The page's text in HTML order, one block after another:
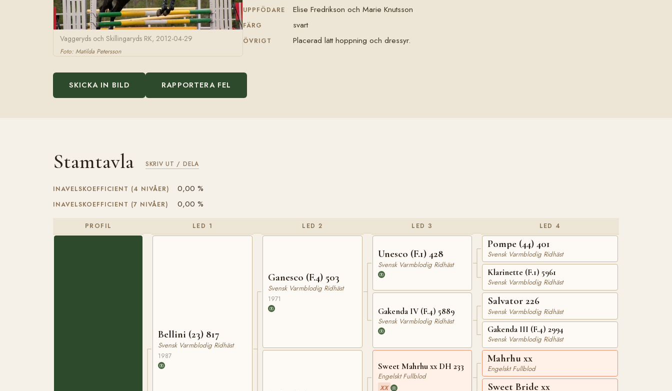
Vaggeryds och Skillingaryds RK, 2012-04-29
Foto: Matilda Petersson
UPPFÖDARE Elise Fredrikson och Marie Knutsson
FÄRG svart
ÖVRIGT Placerad lätt hoppning och dressyr.
SKICKA IN BILD RAPPORTERA FEL
Stamtavla SKRIV UT / DELA
INAVELSKOEFFICIENT (4 NIVÅER) 0,00 %
INAVELSKOEFFICIENT (7 NIVÅER) 0,00 %
PROFIL LED 1
Bellini (23) 817
Svensk Varmblodig Ridhäst
1987
LED 2
Ganesco (F.4) 503
Svensk Varmblodig Ridhäst
1971
LED 3
Unesco (F.1) 428
Svensk Varmblodig Ridhäst
Gakenda IV (F.4) 5889
Svensk Varmblodig Ridhäst
Sweet Mahrhu xx DH 233
Engelskt Fullblod
XX
LED 4
Pompe (44) 401
Svensk Varmblodig Ridhäst
Klarinette (F.1) 5961
Svensk Varmblodig Ridhäst
Salvator 226
Svensk Varmblodig Ridhäst
Gakenda III (F.4) 2994
Svensk Varmblodig Ridhäst
Mahrhu xx
Engelskt Fullblod
Sweet Bride xx